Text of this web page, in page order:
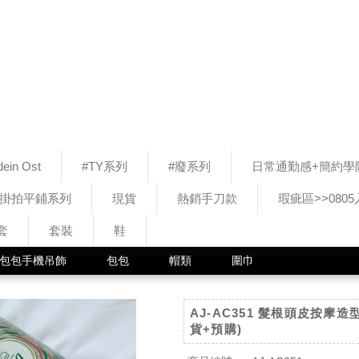
Ost #TY系列 #廢系列 日常通勤感+簡約學
拍平鋪系列 現貨 熱銷手刀款 瑕疵區>>0805
套裝 鞋
包包手機吊飾 包包 帽類 圍巾
AJ-AC351 髮根頭皮按摩造
貨+預購)